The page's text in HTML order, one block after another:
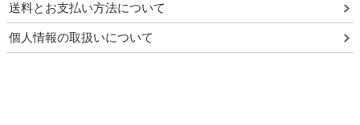
送料とお支払い方法について
個人情報の取扱いについて